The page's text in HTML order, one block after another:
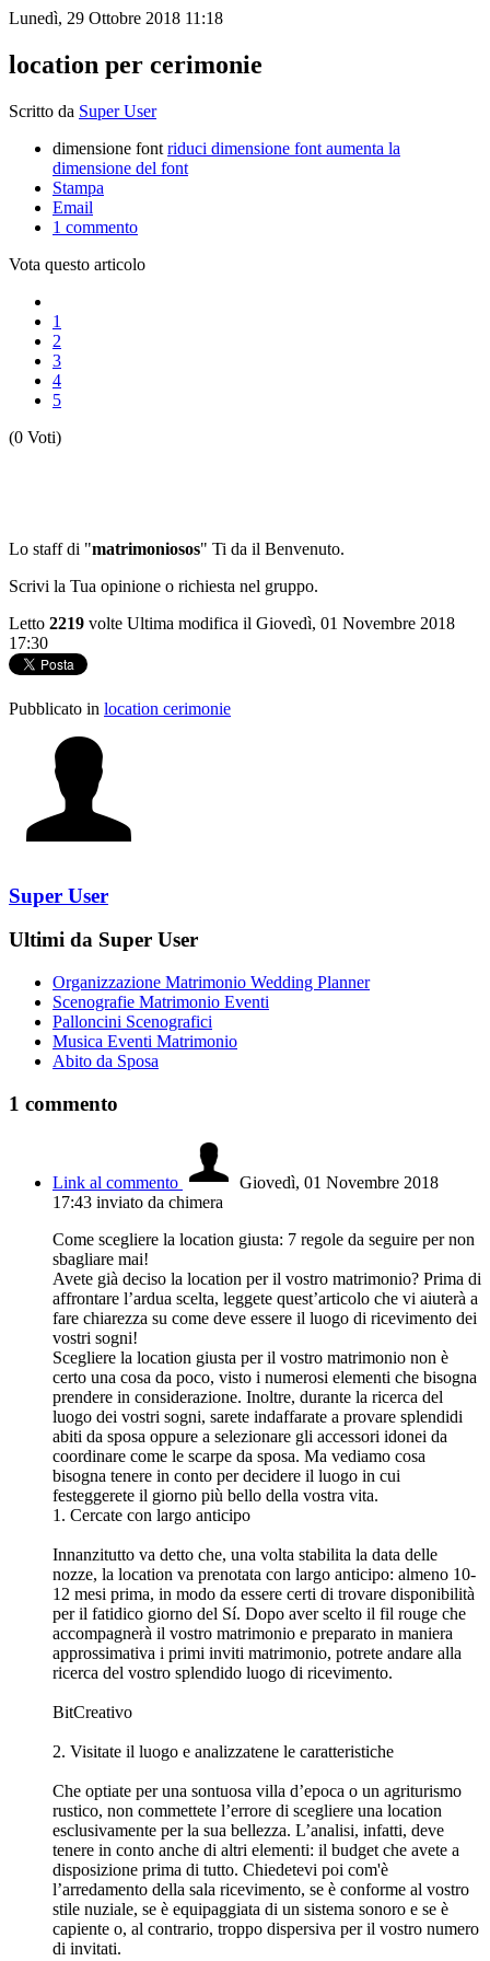
Lunedì, 29 Ottobre 2018 11:18
location per cerimonie
Scritto da Super User
dimensione font riduci dimensione font aumenta la
dimensione del font
Stampa
Email
1 commento
Vota questo articolo
1
2
3
4
5
(0 Voti)
Lo staff di "matrimoniosos" Ti da il Benvenuto.
Scrivi la Tua opinione o richiesta nel gruppo.
Letto 2219 volte Ultima modifica il Giovedì, 01 Novembre 2018
17:30
Pubblicato in location cerimonie
Super User
Ultimi da Super User
Organizzazione Matrimonio Wedding Planner
Scenografie Matrimonio Eventi
Palloncini Scenografici
Musica Eventi Matrimonio
Abito da Sposa
1 commento
Link al commento
Giovedì, 01 Novembre 2018
17:43 inviato da chimera
Come scegliere la location giusta: 7 regole da seguire per non
sbagliare mai!
Avete già deciso la location per il vostro matrimonio? Prima di
affrontare l’ardua scelta, leggete quest’articolo che vi aiuterà a
fare chiarezza su come deve essere il luogo di ricevimento dei
vostri sogni!
Scegliere la location giusta per il vostro matrimonio non è
certo una cosa da poco, visto i numerosi elementi che bisogna
prendere in considerazione. Inoltre, durante la ricerca del
luogo dei vostri sogni, sarete indaffarate a provare splendidi
abiti da sposa oppure a selezionare gli accessori idonei da
coordinare come le scarpe da sposa. Ma vediamo cosa
bisogna tenere in conto per decidere il luogo in cui
festeggerete il giorno più bello della vostra vita.
1. Cercate con largo anticipo
Innanzitutto va detto che, una volta stabilita la data delle
nozze, la location va prenotata con largo anticipo: almeno 10-
12 mesi prima, in modo da essere certi di trovare disponibilità
per il fatidico giorno del Sí. Dopo aver scelto il fil rouge che
accompagnerà il vostro matrimonio e preparato in maniera
approssimativa i primi inviti matrimonio, potrete andare alla
ricerca del vostro splendido luogo di ricevimento.
BitCreativo
2. Visitate il luogo e analizzatene le caratteristiche
Che optiate per una sontuosa villa d’epoca o un agriturismo
rustico, non commettete l’errore di scegliere una location
esclusivamente per la sua bellezza. L’analisi, infatti, deve
tenere in conto anche di altri elementi: il budget che avete a
disposizione prima di tutto. Chiedetevi poi com'è
l’arredamento della sala ricevimento, se è conforme al vostro
stile nuziale, se è equipaggiata di un sistema sonoro e se è
capiente o, al contrario, troppo dispersiva per il vostro numero
di invitati.